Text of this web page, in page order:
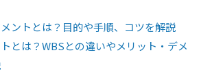
ントとは？目的や手順、コツを解説
とは？WBSとの違いやメリット・デメ